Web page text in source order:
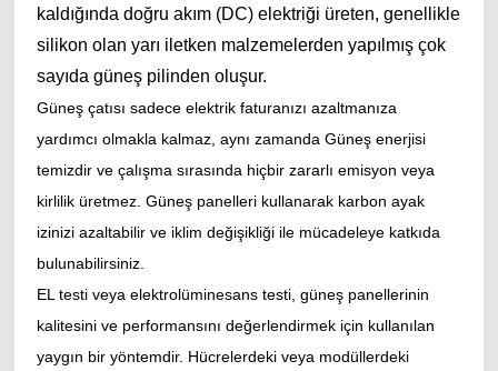
kaldığında doğru akım (DC) elektriği üreten, genellikle
silikon olan yarı iletken malzemelerden yapılmış çok
sayıda güneş pilinden oluşur.
Güneş çatısı sadece elektrik faturanızı azaltmanıza
yardımcı olmakla kalmaz, aynı zamanda Güneş enerjisi
temizdir ve çalışma sırasında hiçbir zararlı emisyon veya
kirlilik üretmez. Güneş panelleri kullanarak karbon ayak
izinizi azaltabilir ve iklim değişikliği ile mücadeleye katkıda
bulunabilirsiniz.
EL testi veya elektrolüminesans testi, güneş panellerinin
kalitesini ve performansını değerlendirmek için kullanılan
yaygın bir yöntemdir. Hücrelerdeki veya modüllerdeki